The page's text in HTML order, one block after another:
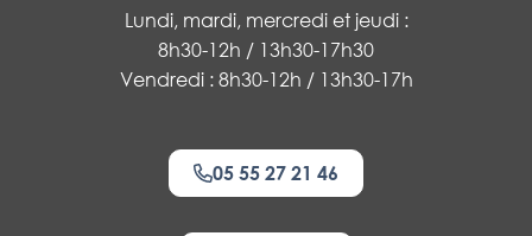
Lundi, mardi, mercredi et jeudi :
8h30-12h / 13h30-17h30
Vendredi : 8h30-12h / 13h30-17h
05 55 27 21 46